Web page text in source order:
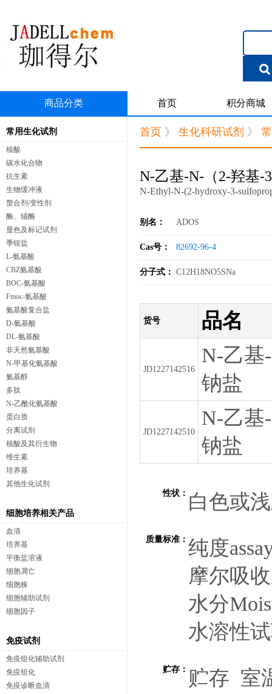
商品分类 首页 积分商城
常用生化试剂
核酸
碳水化合物
抗生素
生物缓冲液
螯合剂/变性剂
酶、辅酶
显色及标记试剂
季铵盐
L-氨基酸
CBZ氨基酸
BOC-氨基酸
Fmoc-氨基酸
氨基酸复合盐
D-氨基酸
DL-氨基酸
非天然氨基酸
N-甲基化氨基酸
氨基醇
多肽
N-乙酰化氨基酸
蛋白质
分离试剂
核酸及其衍生物
维生素
培养基
其他生化试剂
细胞培养相关产品
血清
培养基
平衡盐溶液
细胞凋亡
细胞株
细胞辅助试剂
细胞因子
免疫试剂
免疫组化辅助试剂
免疫组化
免疫诊断血清
首页 》 生化科研试剂 》
N-乙基-N-（2-羟基-
N-Ethyl-N-(2-hydroxy-3-
别名： ADOS
Cas号： 82692-96-4
分子式： C12H18NO5SNa
货号 品名
JD1227142516
N-乙基
钠盐
JD1227142510
N-乙基
钠盐
性状： 白色或
质量标准： 纯
摩尔吸
水
水溶
贮存： 贮存 室